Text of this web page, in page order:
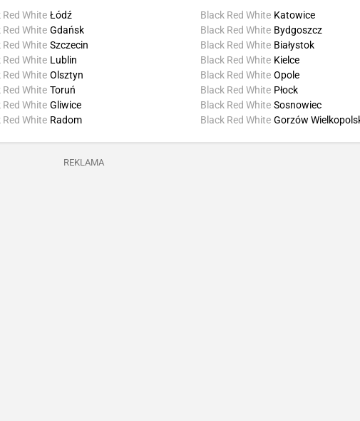
Red White Łódź
Red White Gdańsk
Red White Szczecin
Red White Lublin
Black Red White Katowice
Black Red White Bydgoszcz
Black Red White Białystok
Black Red White Kielce
Red White Olsztyn
Red White Toruń
Red White Gliwice
Red White Radom
Black Red White Opole
Black Red White Płock
Black Red White Sosnowiec
Black Red White Gorzów
REKLAMA